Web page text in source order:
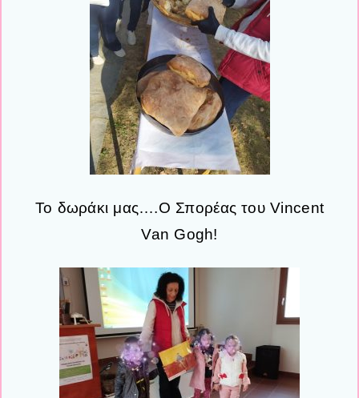
Το δωράκι μας….Ο Σπορέας του Vincent
Van Gogh!